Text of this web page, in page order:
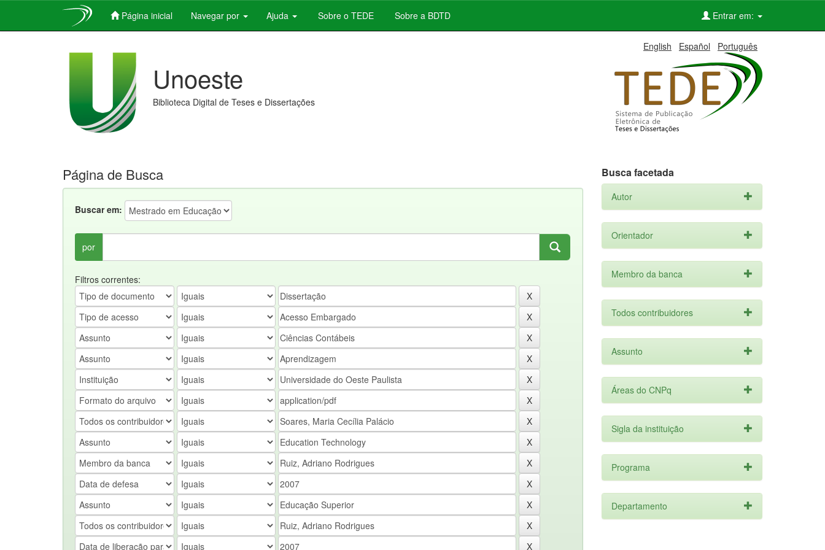
Página inicial Navegar por Ajuda Sobre o TEDE Sobre a BDTD Entrar em:
English Español Português
Unoeste
Biblioteca Digital de Teses e Dissertações
Página de Busca
Buscar em:
por
Filtros correntes:
Busca facetada
Autor
Orientador
Membro da banca
Todos contribuidores
Assunto
Áreas do CNPq
Sigla da instituição
Programa
Departamento